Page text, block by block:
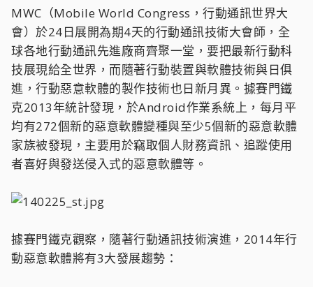
MWC（Mobile World Congress，行動通訊世界大
會）於24日展開為期4天的行動通訊技術大會師，全
球各地行動通訊先進廠商齊聚一堂，要把最新行動科
技展現給全世界，而隨著行動裝置與軟體技術與日俱
進，行動惡意軟體的製作技術也日新月異。據賽門鐵
克2013年統計發現，於Android作業系統上，每月平
均有272個新的惡意軟體變種與至少5個新的惡意軟體
家族被發現，主要用於竊取個人財務資訊、追蹤使用
者喜好與發送侵入式的惡意軟體等。
據賽門鐵克觀察，隨著行動通訊技術演進，2014年行
動惡意軟體將有3大發展趨勢：